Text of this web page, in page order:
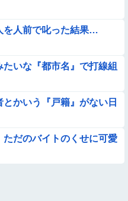
込めない理由がこれ【→】
た女の子の反応ｗｗｗｗｗ
がヤバいwwwwww
ちｗｗｗｗｗｗｗ
い……
を人前で叱った結果…
たいな『都市名』で打線組
とかいう『戸籍』がない日
ただのバイトのくせに可愛